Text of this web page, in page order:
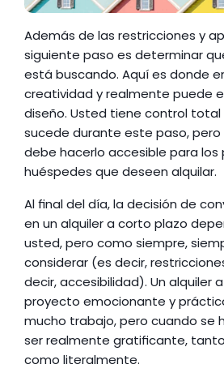
Además de las restricciones y
siguiente paso es determinar
está buscando. Aquí es donde
creatividad y realmente puede
diseño. Usted tiene control total
sucede durante este paso, pero
debe hacerlo accesible para los
huéspedes que deseen alquilar.
Al final del día, la decisión de
en un alquiler a corto plazo
usted, pero como siempre,
considerar (es decir,
decir, accesibilidad). Un alquiler
proyecto emocionante y
mucho trabajo, pero cuando se
ser realmente gratificante,
como literalmente.